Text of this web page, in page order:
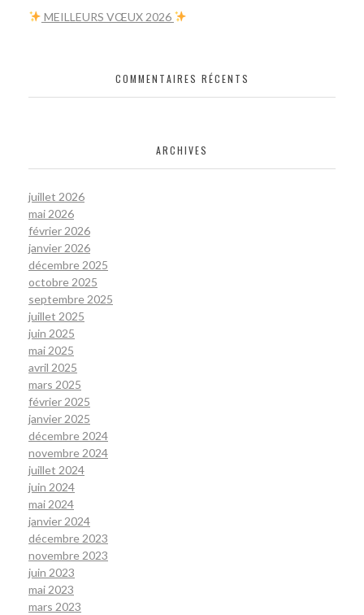
​ MEILLEURS VŒUX 2026
COMMENTAIRES RÉCENTS
ARCHIVES
juillet 2026
mai 2026
février 2026
janvier 2026
décembre 2025
octobre 2025
septembre 2025
juillet 2025
juin 2025
mai 2025
avril 2025
mars 2025
février 2025
janvier 2025
décembre 2024
novembre 2024
juillet 2024
juin 2024
mai 2024
janvier 2024
décembre 2023
novembre 2023
juin 2023
mai 2023
mars 2023